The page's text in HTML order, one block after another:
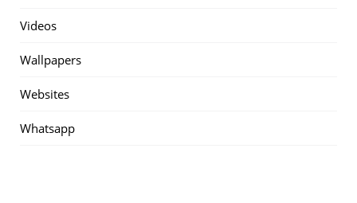
Videos
Wallpapers
Websites
Whatsapp